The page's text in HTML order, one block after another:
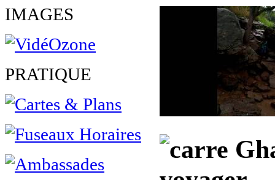
IMAGES
PRATIQUE